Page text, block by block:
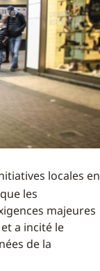
locales en
les
majeures
a incité le
de la